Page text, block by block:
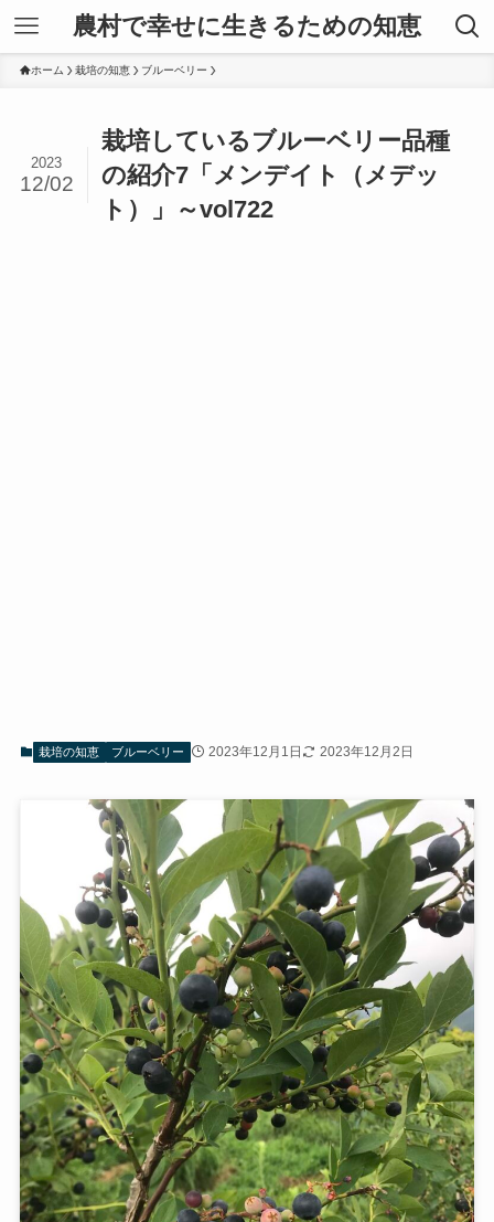
農村で幸せに生きるための知恵
ホーム 栽培の知恵 ブルーベリー
栽培しているブルーベリー品種
の紹介7「メンデイト（メデッ
ト）」～vol722
2023
12/02
栽培の知恵 ブルーベリー 2023年12月1日 2023年12月2日